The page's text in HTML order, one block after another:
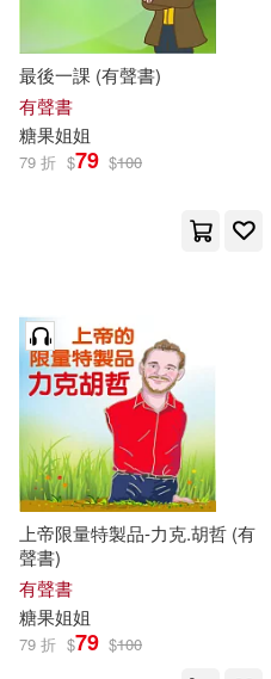
最後一課 (有聲書)
有聲書
糖果姐姐
79 折 $79 $100
上帝限量特製品-力克.胡哲 (有
聲書)
有聲書
糖果姐姐
79 折 $79 $100